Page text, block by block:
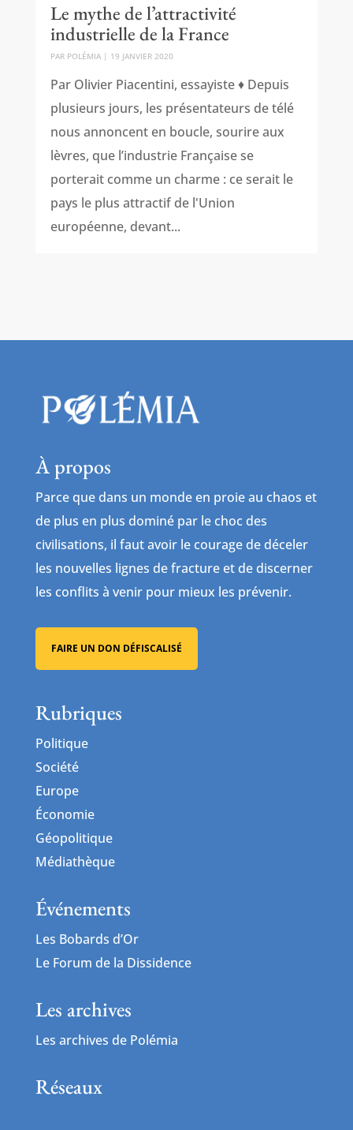
Le mythe de l’attractivité
industrielle de la France
PAR POLÉMIA| 19 JANVIER 2020
Par Olivier Piacentini, essayiste ♦ Depuis
plusieurs jours, les présentateurs de télé
nous annoncent en boucle, sourire aux
lèvres, que l’industrie Française se
porterait comme un charme : ce serait le
pays le plus attractif de l'Union
européenne, devant...
À propos
Parce que dans un monde en proie au chaos et
de plus en plus dominé par le choc des
civilisations, il faut avoir le courage de déceler
les nouvelles lignes de fracture et de discerner
les conflits à venir pour mieux les prévenir.
FAIRE UN DON DÉFISCALISÉ
Rubriques
Politique
Société
Europe
Économie
Géopolitique
Médiathèque
Événements
Les Bobards d’Or
Le Forum de la Dissidence
Les archives
Les archives de Polémia
Réseaux